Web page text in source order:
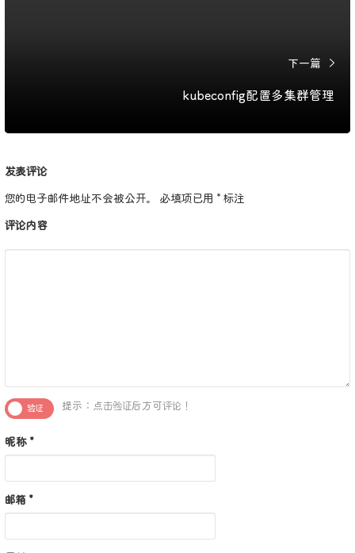
下一篇
kubeconfig配置多集群管理
发表评论
您的电子邮件地址不会被公开。 必填项已用 * 标注
评论内容
提示：点击验证后方可评论！
昵称 *
邮箱 *